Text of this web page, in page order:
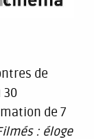
de
30
de 7
: éloge